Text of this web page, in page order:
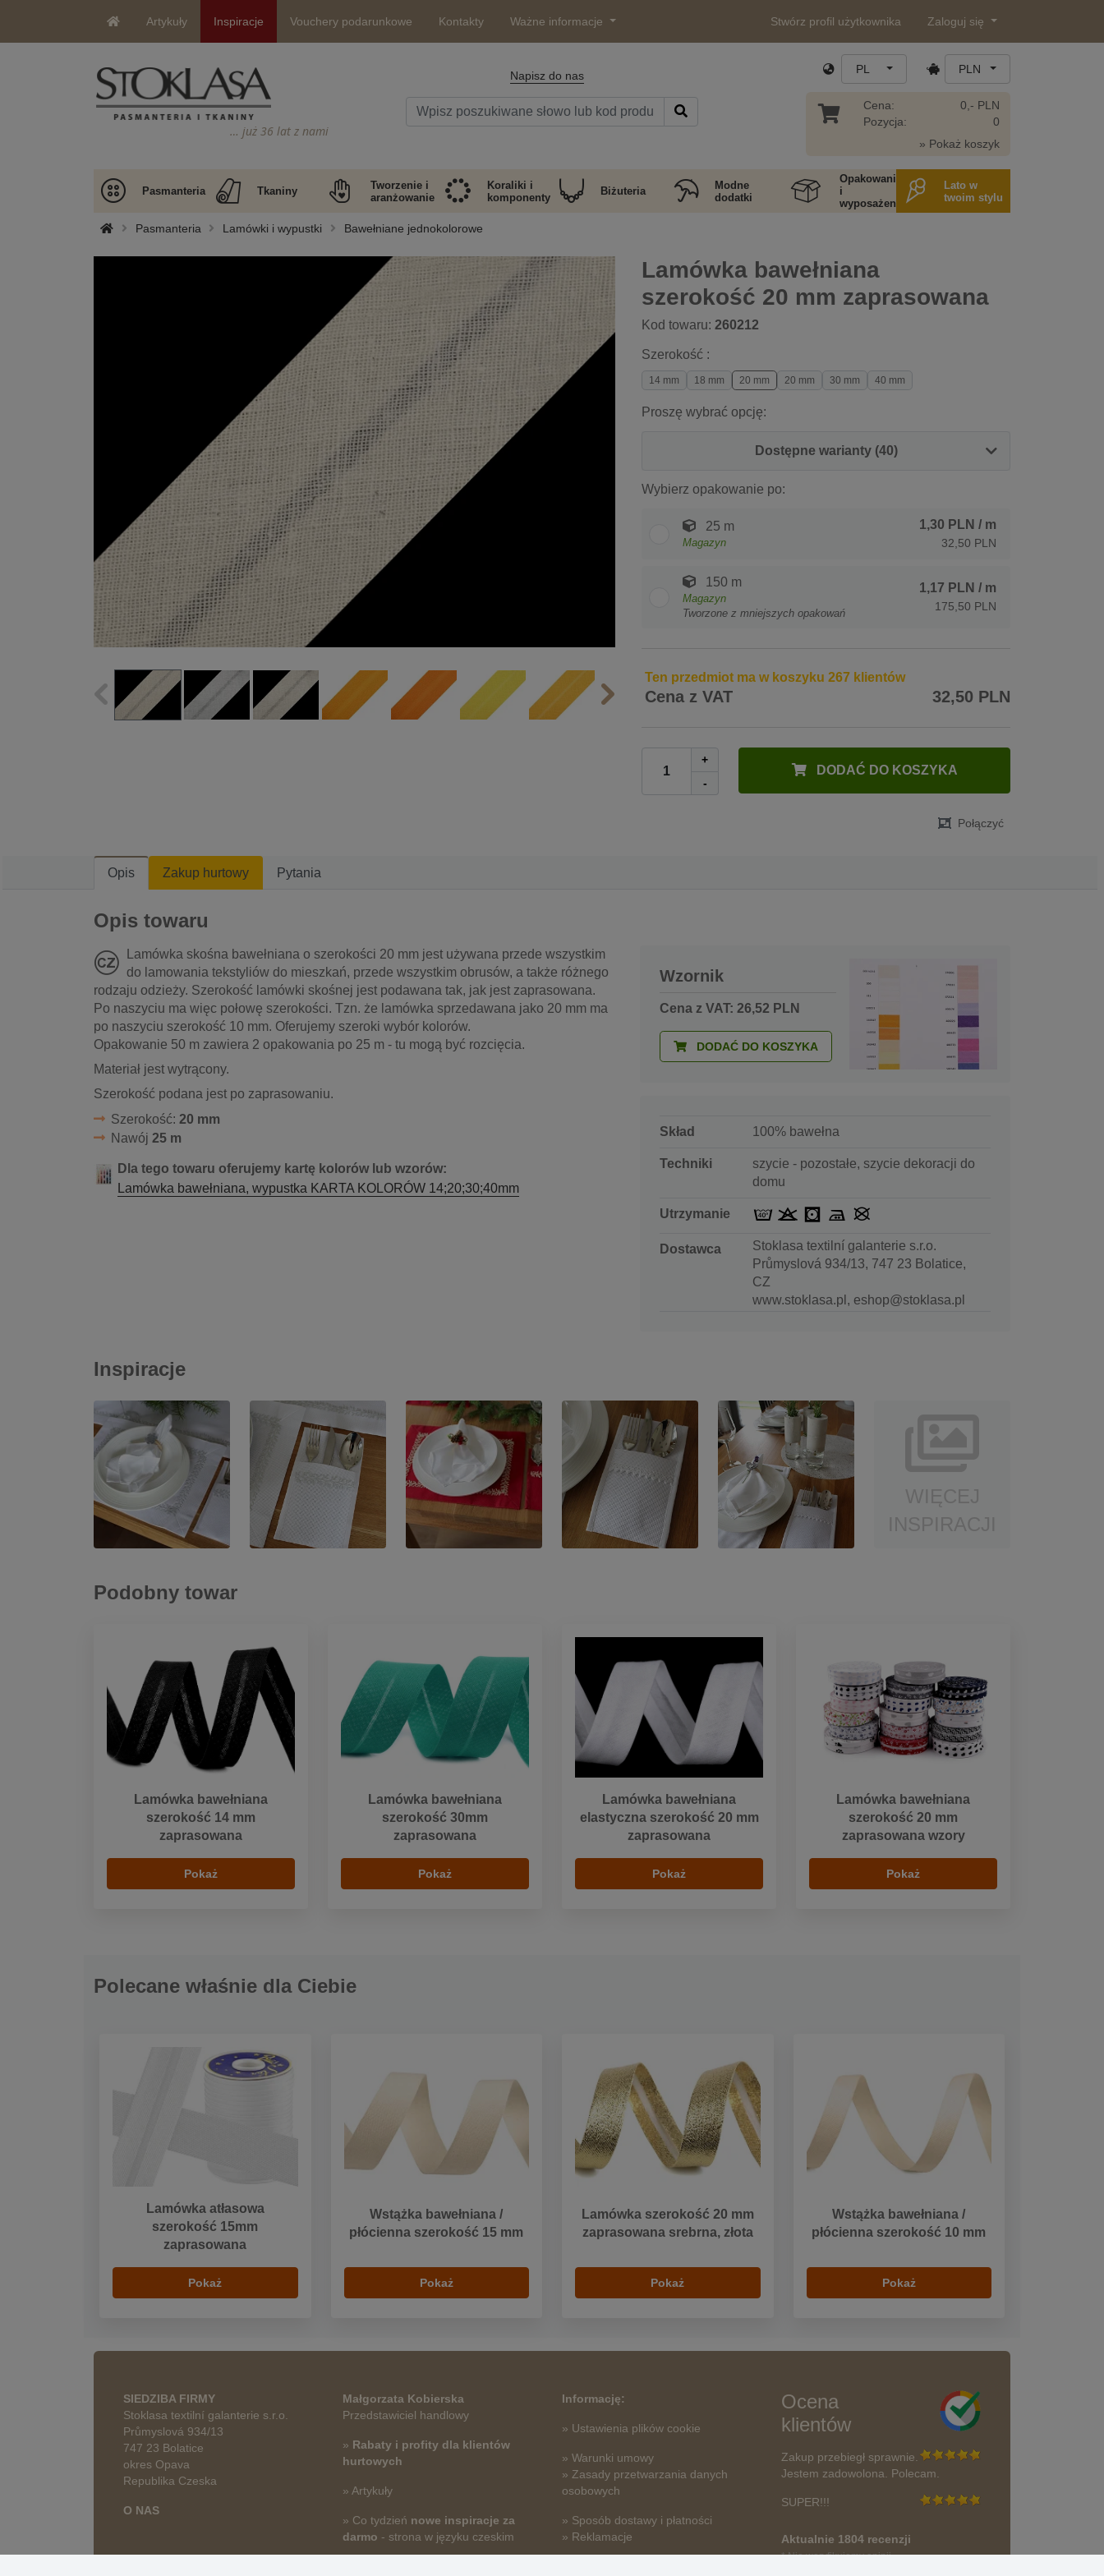
Artykuły Inspiracje Vouchery podarunkowe Kontakty Ważne informacje Stwórz profil użytkownika Zaloguj się
… już 36 lat z nami
Napisz do nas PL PLN
Cena:
Pozycja:
0,- PLN
0
» Pokaż koszyk
Pasmanteria Tkaniny
Tworzenie i
aranżowanie
Koraliki i
komponenty
Biżuteria
Modne
dodatki
Opakowania
i
wyposażenie
Lato w
twoim stylu
Pasmanteria Lamówki i wypustki Bawełniane jednokolorowe
Lamówka bawełniana
szerokość 20 mm zaprasowana
Kod towaru: 260212
Szerokość :
14 mm 18 mm 20 mm 20 mm 30 mm 40 mm
Proszę wybrać opcję:
Dostępne warianty (40)
Wybierz opakowanie po:
25 m
Magazyn
1,30 PLN / m
32,50 PLN
150 m
Magazyn
Tworzone z mniejszych opakowań
1,17 PLN / m
175,50 PLN
Ten przedmiot ma w koszyku 267 klientów
Cena z VAT 32,50 PLN
+
-
DODAĆ DO KOSZYKA
Połączyć
Opis Zakup hurtowy Pytania
Opis towaru
Lamówka skośna bawełniana o szerokości 20 mm jest używana przede wszystkim
do lamowania tekstyliów do mieszkań, przede wszystkim obrusów, a także różnego
rodzaju odzieży. Szerokość lamówki skośnej jest podawana tak, jak jest zaprasowana.
Po naszyciu ma więc połowę szerokości. Tzn. że lamówka sprzedawana jako 20 mm ma
po naszyciu szerokość 10 mm. Oferujemy szeroki wybór kolorów.
Opakowanie 50 m zawiera 2 opakowania po 25 m - tu mogą być rozcięcia.
Materiał jest wytrącony.
Szerokość podana jest po zaprasowaniu.
Szerokość: 20 mm
Nawój 25 m
Dla tego towaru oferujemy kartę kolorów lub wzorów:
Lamówka bawełniana, wypustka KARTA KOLORÓW 14;20;30;40mm
Wzornik
Cena z VAT: 26,52 PLN
DODAĆ DO KOSZYKA
Skład 100% bawełna
Techniki
szycie - pozostałe, szycie dekoracji do
domu
Utrzymanie
Dostawca
Stoklasa textilní galanterie s.r.o.
Průmyslová 934/13, 747 23 Bolatice,
CZ
www.stoklasa.pl, eshop@stoklasa.pl
Inspiracje
Podobny towar
Lamówka bawełniana
szerokość 14 mm
zaprasowana
Pokaż
Lamówka bawełniana
szerokość 30mm
zaprasowana
Pokaż
Lamówka bawełniana
elastyczna szerokość 20 mm
zaprasowana
Pokaż
Lamówka bawełniana
szerokość 20 mm
zaprasowana wzory
Pokaż
Polecane właśnie dla Ciebie
Lamówka atłasowa
szerokość 15mm
zaprasowana
Pokaż
Wstążka bawełniana /
płócienna szerokość 15 mm
Pokaż
Lamówka szerokość 20 mm
zaprasowana srebrna, złota
Pokaż
Wstążka bawełniana /
płócienna szerokość 10 mm
Pokaż
SIEDZIBA FIRMY
Stoklasa textilní galanterie s.r.o.
Průmyslová 934/13
747 23 Bolatice
okres Opava
Republika Czeska
O NAS
Małgorzata Kobierska
Przedstawiciel handlowy
» Rabaty i profity dla klientów
hurtowych
» Artykuły
» Co tydzień nowe inspiracje za
darmo - strona w języku czeskim
Informację:
» Ustawienia plików cookie
» Warunki umowy
» Zasady przetwarzania danych
osobowych
» Sposób dostawy i płatności
» Reklamacje
Ocena
klientów
Zakup przebiegł sprawnie.
Jestem zadowolona. Polecam.
SUPER!!!
Aktualnie 1804 recenzji
* Nie weryfikujemy opinii